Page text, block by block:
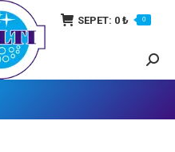
SEPET: 0 ₺ 0